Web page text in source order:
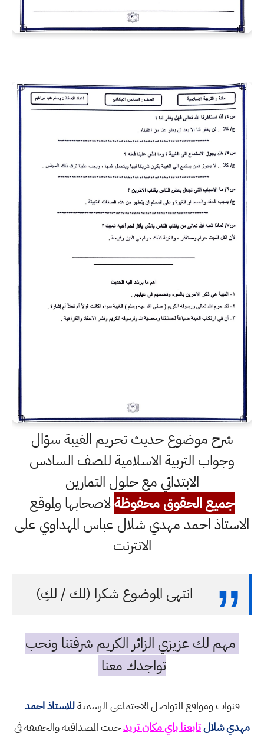
شرح موضوع حديث تحريم الغيبة سؤال
وجواب التربية الاسلامية للصف السادس
الابتدائي مع حلول التمارين
جميع الحقوق محفوظةلاصحابها ولموقع
الاستاذ احمد مهدي شلال عباس المهداوي على
الانترنت
انتهى الموضوع شكرا (لك / لكِ)
مهم لك عزيزي الزائر الكريم شرفتنا ونحب
تواجدك معنا
قنوات ومواقع التواصل الاجتماعي الرسميةللاستاذ احمد
مهدي شلالتابعنا باي مكان تريدحيث المصداقية والحقيقة في